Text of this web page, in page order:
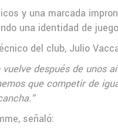
y una marcada
una identidad de
del club, Julio
después de unos
que competir de
señaló: